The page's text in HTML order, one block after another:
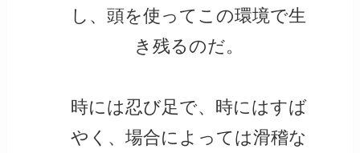
し、頭を使ってこの環境で生
き残るのだ。
時には忍び足で、時にはすば
やく、場合によっては滑稽な